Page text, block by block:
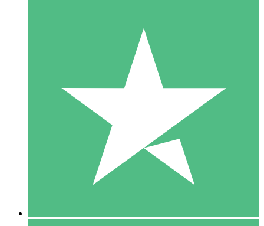
Individuelle Credit-Pakete
Zahlen Sie nach Bedarf mit Download-Credits. Keine
monatliche Verpflichtung erforderlich.
10 00